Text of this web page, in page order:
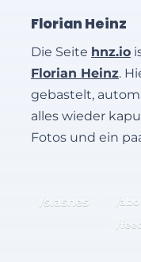
Florian Heinz
Die Seite hnz.io
Florian Heinz.
gebastelt,
alles wieder
Fotos und ein
/slashes /
/